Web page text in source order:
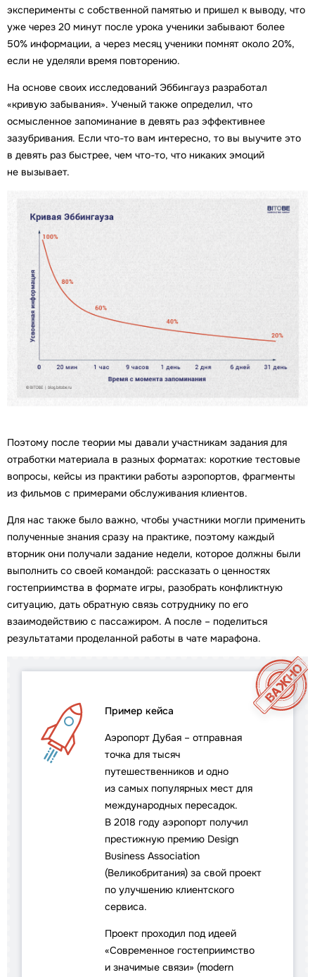
эксперименты с собственной памятью и пришел к выводу, что
уже через 20 минут после урока ученики забывают более
50% информации, а через месяц ученики помнят около 20%,
если не уделяли время повторению.
На основе своих исследований Эббингауз разработал
«кривую забывания». Ученый также определил, что
осмысленное запоминание в девять раз эффективнее
зазубривания. Если что-то вам интересно, то вы выучите это
в девять раз быстрее, чем что-то, что никаких эмоций
не вызывает.
Поэтому после теории мы давали участникам задания для
отработки материала в разных форматах: короткие тестовые
вопросы, кейсы из практики работы аэропортов, фрагменты
из фильмов с примерами обслуживания клиентов.
Для нас также было важно, чтобы участники могли применить
полученные знания сразу на практике, поэтому каждый
вторник они получали задание недели, которое должны были
выполнить со своей командой: рассказать о ценностях
гостеприимства в формате игры, разобрать конфликтную
ситуацию, дать обратную связь сотруднику по его
взаимодействию с пассажиром. А после – поделиться
результатами проделанной работы в чате марафона.
Пример кейса
Аэропорт Дубая – отправная
точка для тысяч
путешественников и одно
из самых популярных мест для
международных пересадок.
В 2018 году аэропорт получил
престижную премию Design
Business Association
(Великобритания) за свой проект
по улучшению клиентского
сервиса.
Проект проходил под идеей
«Современное гостеприимство
и значимые связи» (modern